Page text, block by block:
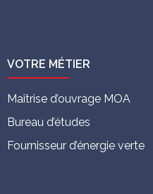
VOTRE MÉTIER
Maîtrise d’ouvrage MOA
Bureau d’études
Fournisseur d’énergie verte